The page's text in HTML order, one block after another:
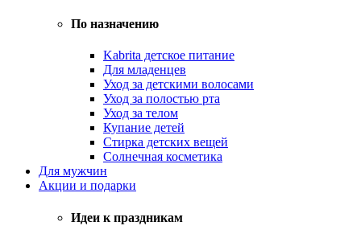
По назначению
Kabrita детское питание
Для младенцев
Уход за детскими волосами
Уход за полостью рта
Уход за телом
Купание детей
Стирка детских вещей
Солнечная косметика
Для мужчин
Акции и подарки
Идеи к праздникам